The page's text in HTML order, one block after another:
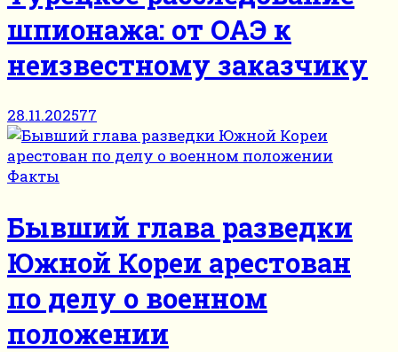
шпионажа: от ОАЭ к
неизвестному заказчику
28.11.202577
Факты
Бывший глава разведки
Южной Кореи арестован
по делу о военном
положении